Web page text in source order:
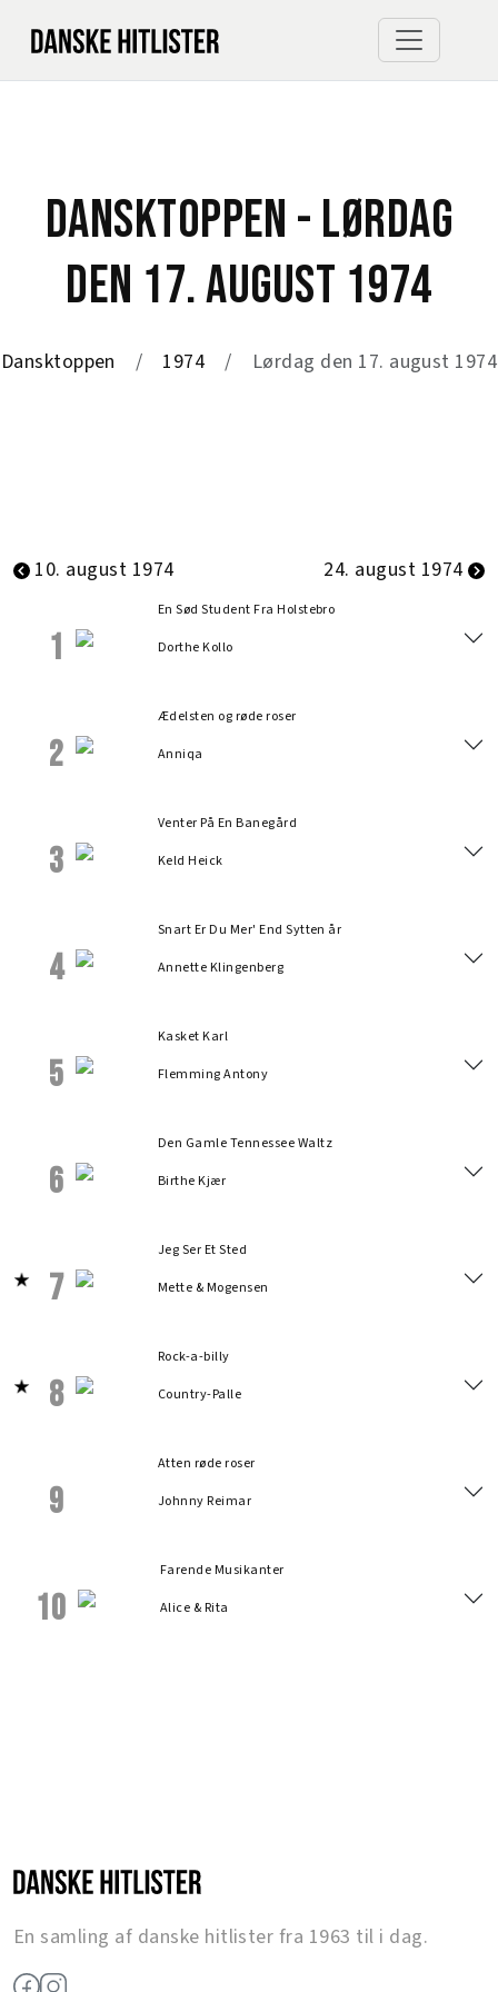
DANSKTOPPEN - LØRDAG
DEN 17. AUGUST 1974
Dansktoppen 1974 Lørdag den 17. august 1974
10. august 1974 24. august 1974
1
En Sød Student Fra Holstebro
Dorthe Kollo
2
Ædelsten og røde roser
Anniqa
3
Venter På En Banegård
Keld Heick
4
Snart Er Du Mer' End Sytten år
Annette Klingenberg
5
Kasket Karl
Flemming Antony
6
Den Gamle Tennessee Waltz
Birthe Kjær
7
Jeg Ser Et Sted
Mette & Mogensen
8
Rock-a-billy
Country-Palle
9
Atten røde roser
Johnny Reimar
10
Farende Musikanter
Alice & Rita
En samling af danske hitlister fra 1963 til i dag.